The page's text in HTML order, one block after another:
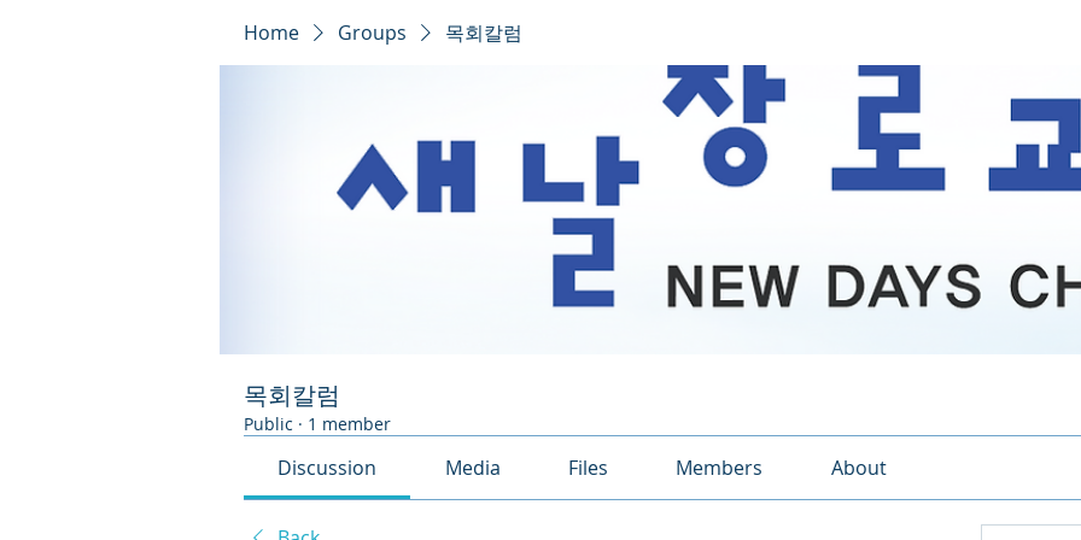
Home Groups 목회칼럼
목회칼럼
Public · 1 member
Discussion Media Files Members About